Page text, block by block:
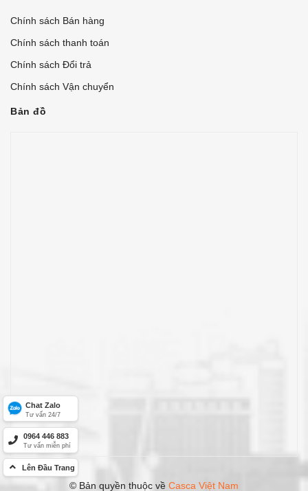
Chính sách Bán hàng
Chính sách thanh toán
Chính sách Đổi trả
Chính sách Vận chuyển
Bản đồ
© Bản quyền thuộc về Casca Việt Nam
Chat Zalo
Tư vấn 24/7
0964 446 883
Tư vấn miễn phí
Lên Đầu Trang